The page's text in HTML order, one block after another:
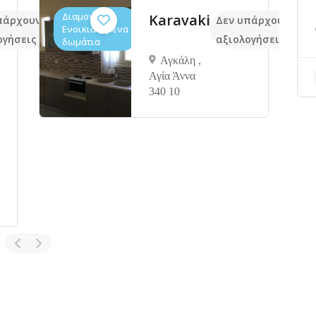
ακόμαΔιαμονή,
Ενοικιαζόμενα
δωμάτια
Karavaki
Αγκάλη ,
Αγία Άννα
340 10
Δεν υπάρχουν
αξιολογήσεις